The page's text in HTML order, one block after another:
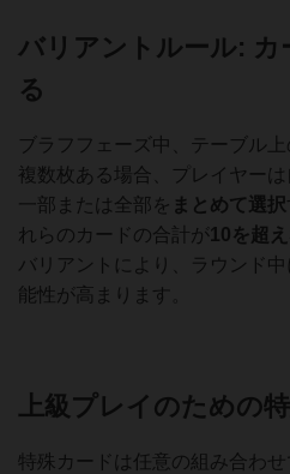
バリアントルール: カ
る
ブラフフェーズ中、テーブル上
複数枚ある場合、プレイヤー
一部または全部を まとめて選択
れらのカードの合計が10を超
バリアントにより、ラウンド
能性が高まります。
上級プレイのための
特殊カードは任意の組み合わせ